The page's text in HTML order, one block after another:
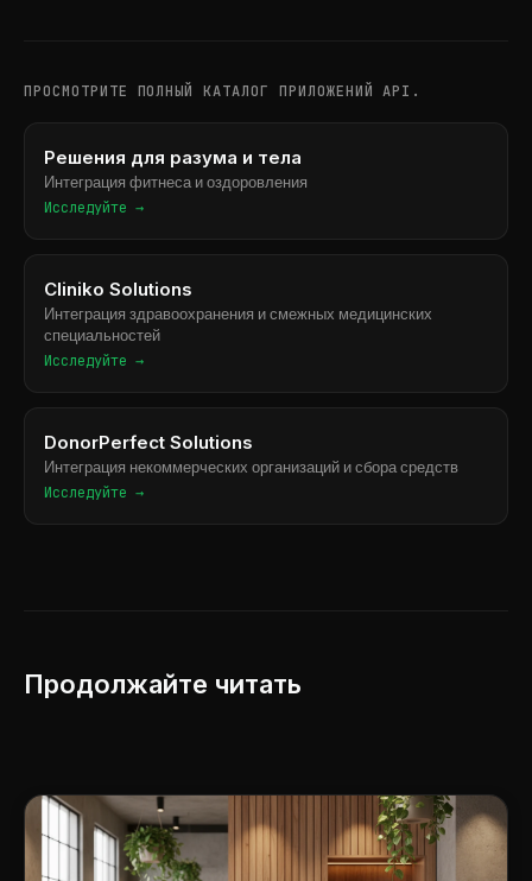
ПРОСМОТРИТЕ ПОЛНЫЙ КАТАЛОГ ПРИЛОЖЕНИЙ API.
Решения для разума и тела
Интеграция фитнеса и оздоровления
Исследуйте →
Cliniko Solutions
Интеграция здравоохранения и смежных медицинских
специальностей
Исследуйте →
DonorPerfect Solutions
Интеграция некоммерческих организаций и сбора средств
Исследуйте →
Продолжайте читать